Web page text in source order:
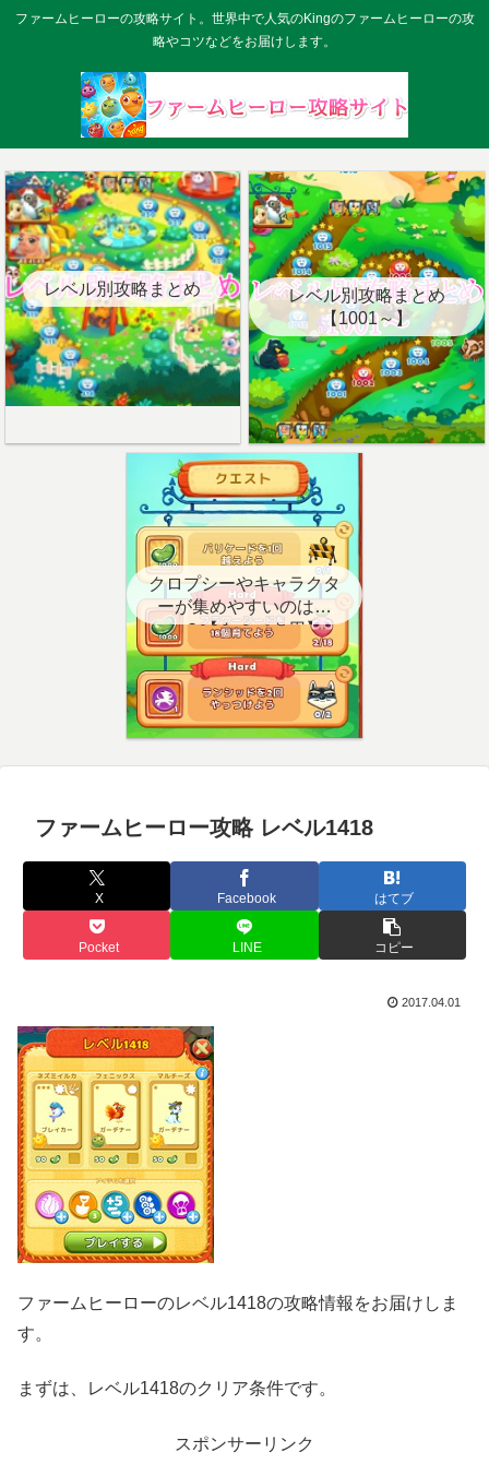
ファームヒーローの攻略サイト。世界中で人気のKingのファームヒーローの攻
略やコツなどをお届けします。
レベル別攻略まとめ
レベル別攻略まとめ
【1001～】
クロプシーやキャラクタ
ーが集めやすいのはど
こ？【クエスト用】
ファームヒーロー攻略 レベル1418
X Facebook はてブ
Pocket LINE コピー
2017.04.01
ファームヒーローのレベル1418の攻略情報をお届けしま
す。
まずは、レベル1418のクリア条件です。
スポンサーリンク